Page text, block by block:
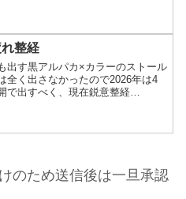
うかと。・みなも（リバイバル）
キラキラ×...
整経
出す黒アルパカ×カラーのストール
全く出さなかったので2026年は4
で出すべく、現在鋭意整経
の細かさは、指先のささくれでは
のため送信後は一旦承認